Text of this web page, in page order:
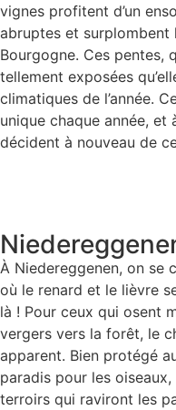
vignes profitent d’un
abruptes et surplombent
Bourgogne. Ces pentes,
tellement exposées
climatiques de l’année.
unique chaque année, et
décident à nouveau de
À Niedereggenen, on se
où le renard et le lièvre
là ! Pour ceux qui osent
vergers vers la forêt, le
apparent. Bien protégé
paradis pour les
terroirs qui raviront les